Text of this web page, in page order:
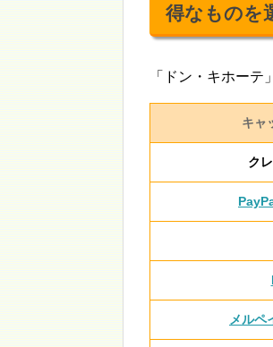
得なものを
「ドン・キホー
キャ
ク
メルペ